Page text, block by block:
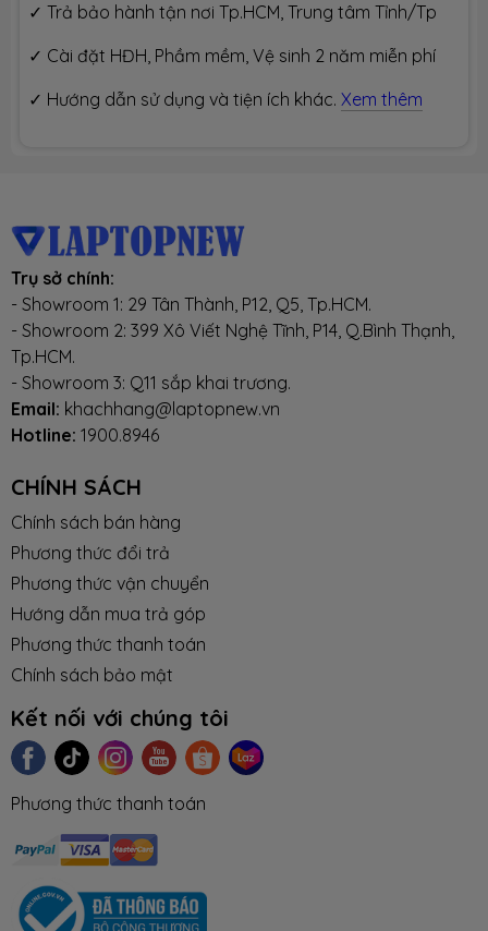
✓ Trả bảo hành tận nơi Tp.HCM, Trung tâm Tỉnh/Tp
✓ Cài đặt HĐH, Phầm mềm, Vệ sinh 2 năm miễn phí
✓ Hướng dẫn sử dụng và tiện ích khác. Xem thêm
Trụ sở chính:
- Showroom 1: 29 Tân Thành, P12, Q5, Tp.HCM.
- Showroom 2: 399 Xô Viết Nghệ Tĩnh, P14, Q.Bình Thạnh,
Tp.HCM.
- Showroom 3: Q11 sắp khai trương.
Email: khachhang@laptopnew.vn
Hotline: 1900.8946
CHÍNH SÁCH
Chính sách bán hàng
Phương thức đổi trả
Phương thức vận chuyển
Hướng dẫn mua trả góp
Phương thức thanh toán
Chính sách bảo mật
Kết nối với chúng tôi
Phương thức thanh toán